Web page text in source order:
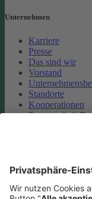
Unternehmen
Karriere
Presse
Das sind wir
Vorstand
Standorte
Kooperationen
Partnerschaft